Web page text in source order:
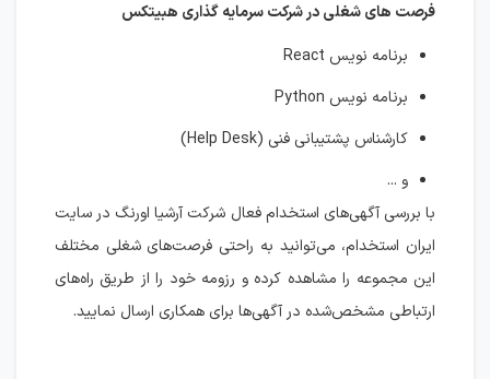
فرصت های شغلی در شرکت سرمایه گذاری هبیتکس
برنامه نویس React
برنامه نویس Python
کارشناس پشتیبانی فنی (Help Desk)
و ...
با بررسی آگهی‌های استخدام فعال شرکت آرشیا اورنگ در سایت
ایران استخدام، می‌توانید به راحتی فرصت‌های شغلی مختلف
این مجموعه را مشاهده کرده و رزومه خود را از طریق راه‌های
ارتباطی مشخص‌شده در آگهی‌ها برای همکاری ارسال نمایید.